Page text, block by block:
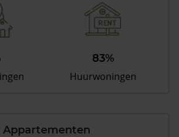
83%
Huurwoningen
Appartementen